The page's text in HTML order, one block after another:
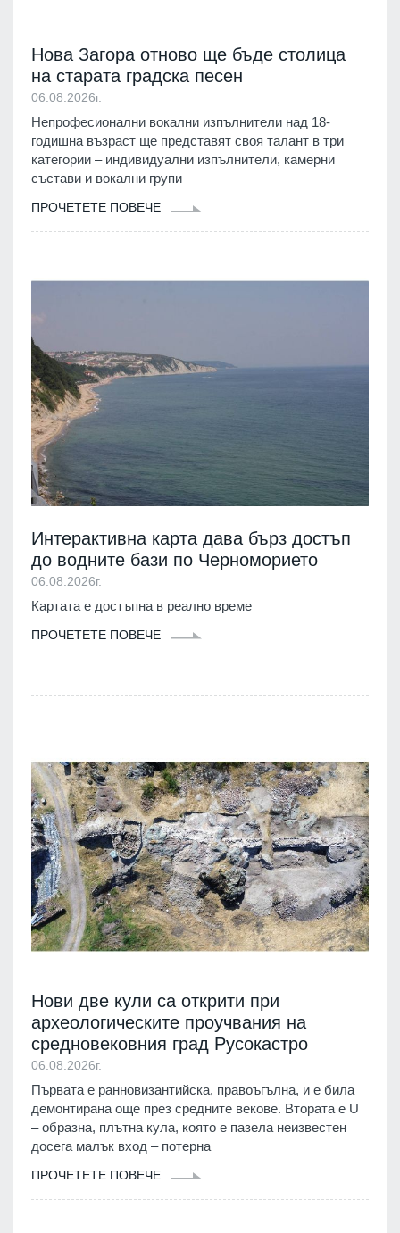
Нова Загора отново ще бъде столица
на старата градска песен
06.08.2026г.
Непрофесионални вокални изпълнители над 18-
годишна възраст ще представят своя талант в три
категории – индивидуални изпълнители, камерни
състави и вокални групи
ПРОЧЕТЕТЕ ПОВЕЧЕ
Интерактивна карта дава бърз достъп
до водните бази по Черноморието
06.08.2026г.
Картата е достъпна в реално време
ПРОЧЕТЕТЕ ПОВЕЧЕ
Нови две кули са открити при
археологическите проучвания на
средновековния град Русокастро
06.08.2026г.
Първата е ранновизантийска, правоъгълна, и е била
демонтирана още през средните векове. Втората е U
– образна, плътна кула, която е пазела неизвестен
досега малък вход – потерна
ПРОЧЕТЕТЕ ПОВЕЧЕ